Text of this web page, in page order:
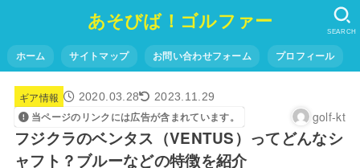
あそびば！ゴルファー
ホーム サイトマップ お問い合わせフォーム プロフィール
SEARCH
ギア情報 2020.03.28 2023.11.29
当ページのリンクには広告が含まれています。 golf-kt
フジクラのベンタス（VENTUS）ってどんなシ
ャフト？ブルーなどの特徴を紹介